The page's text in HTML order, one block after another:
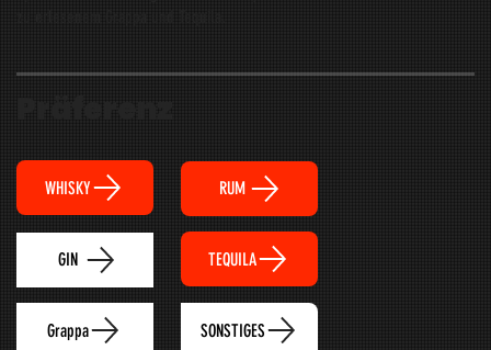
WHISKY
GIN
RUM
Grappa SONSTIGES
TEQUILA